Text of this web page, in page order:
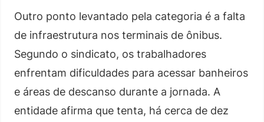
Outro ponto levantado pela categoria é a falta
de infraestrutura nos terminais de ônibus.
Segundo o sindicato, os trabalhadores
enfrentam dificuldades para acessar banheiros
e áreas de descanso durante a jornada. A
entidade afirma que tenta, há cerca de dez